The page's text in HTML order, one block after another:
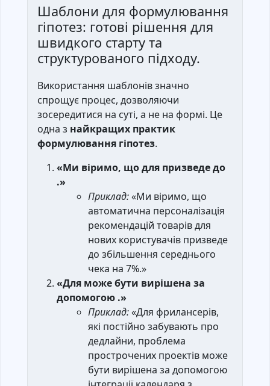
Шаблони для формулювання
гіпотез: готові рішення для
швидкого старту та
структурованого підходу.
Використання шаблонів значно
спрощує процес, дозволяючи
зосередитися на суті, а не на формі. Це
одна з найкращих практик
формулювання гіпотез.
«Ми віримо, що для призведе до
.»
Приклад:«Ми віримо, що
автоматична персоналізація
рекомендацій товарів для
нових користувачів призведе
до збільшення середнього
чека на 7%.»
«Для може бути вирішена за
допомогою .»
Приклад:«Для фрилансерів,
які постійно забувають про
дедлайни, проблема
прострочених проектів може
бути вирішена за допомогою